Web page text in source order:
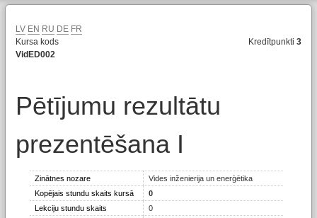
LV EN RU DE FR
Kursa kods
VidED002
Kredītpunkti3
Pētījumu rezultātu
prezentēšana I
Zinātnes nozare
Vides inženierija un enerģētika
Kopējais stundu skaits kursā
0
Lekciju stundu skaits
0